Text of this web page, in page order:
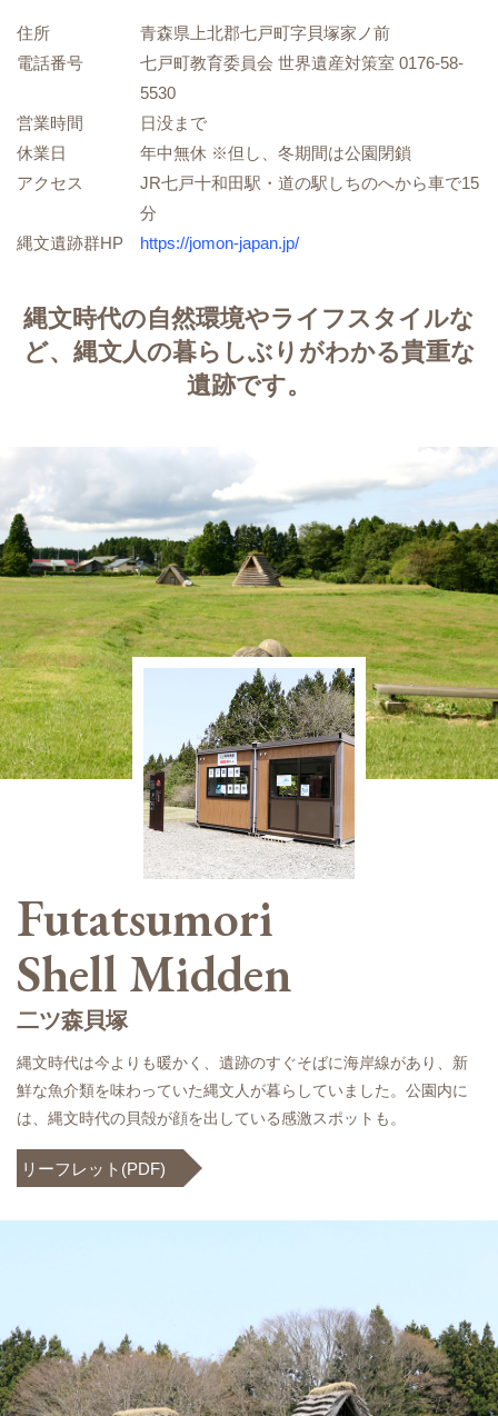
住所
青森県上北郡七戸町字貝塚家ノ前
電話番号
七戸町教育委員会 世界遺産対策室 0176-58-
5530
営業時間
日没まで
休業日
年中無休 ※但し、冬期間は公園閉鎖
アクセス
JR七戸十和田駅・道の駅しちのへから車で15
分
縄文遺跡群HP
https://jomon-japan.jp/
縄文時代の自然環境やライフスタイルな
ど、縄文人の暮らしぶりがわかる貴重な
遺跡です。
Futatsumori
Shell Midden
二ツ森貝塚
縄文時代は今よりも暖かく、遺跡のすぐそばに海岸線があり、新
鮮な魚介類を味わっていた縄文人が暮らしていました。公園内に
は、縄文時代の貝殻が顔を出している感激スポットも。
リーフレット(PDF) »